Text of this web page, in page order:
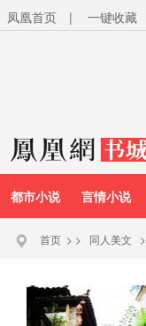
凤凰首页 | 一键收藏
都市小说 言情小说
首页 > > 同人美文 >